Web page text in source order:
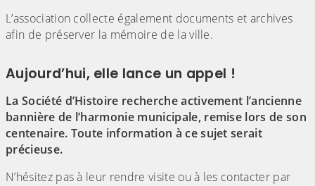
L’association collecte également documents et archives
afin de préserver la mémoire de la ville.
Aujourd’hui, elle lance un appel !
La Société d’Histoire recherche activement l’ancienne
bannière de l’harmonie municipale, remise lors de son
centenaire. Toute information à ce sujet serait
précieuse.
N’hésitez pas à leur rendre visite ou à les contacter par